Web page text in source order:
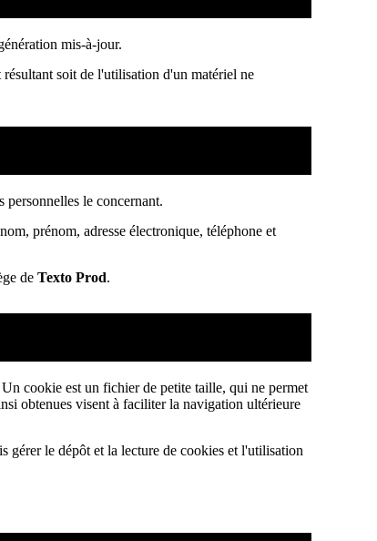
mis-à-jour.
résultant soit de l'utilisation d'un matériel ne
le concernant.
prénom, adresse électronique, téléphone et
de Texto Prod.
cookie est un fichier de petite taille, qui ne permet
obtenues visent à faciliter la navigation ultérieure
gérer le dépôt et la lecture de cookies et l'utilisation